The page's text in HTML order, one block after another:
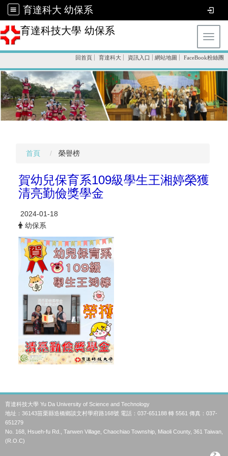
育達科大 幼保系
育達科技大學 幼保系
回首頁 育達科大 資訊入口 網站地圖 FaceBook粉絲團
首頁 榮譽榜
賀幼兒保育系109級學生王湘婷榮獲
清亮勤儉獎學金
2024-01-18
幼保系
育達科技大學 Yu Da University of Science and Technology
地址：36143苗栗縣造橋鄉談文村學府路168號 電話：037-651188 轉 5561 傳真：037-
651279
No. 168, Hsueh-fu Rd., Tanwen Village, Chaochiao Township, Miaoli County, 361 Taiwan,
(R.O.C)